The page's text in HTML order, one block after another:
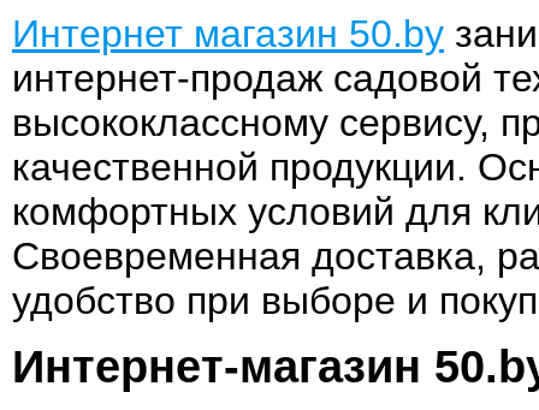
Интернет магазин 50.by
интернет-продаж садовой
высококлассному сервису,
качественной продукции.
комфортных условий для
Своевременная доставка,
удобство при выборе и
Интернет-магазин